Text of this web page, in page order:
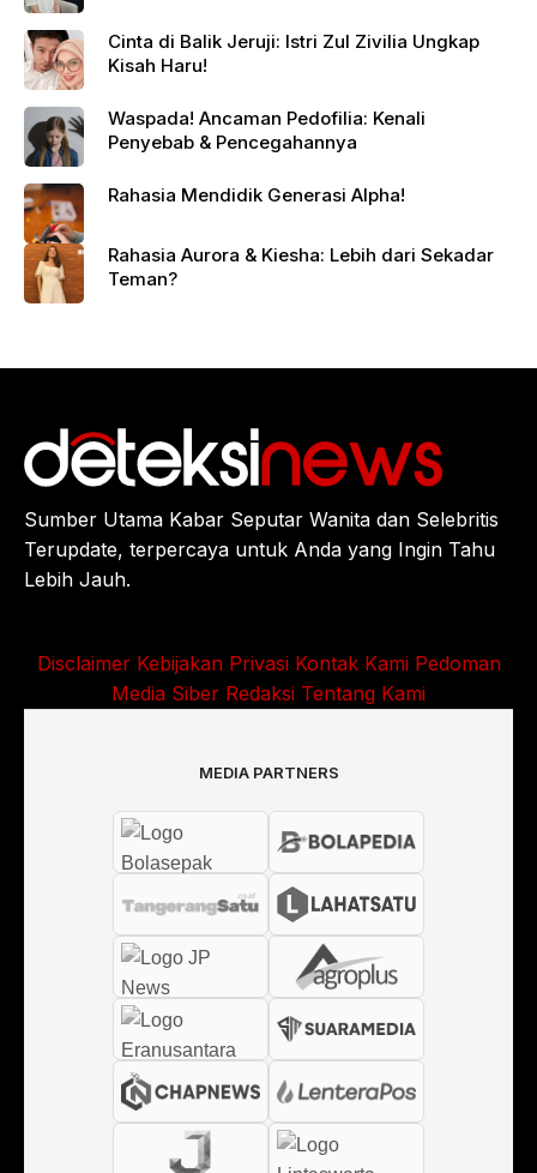
Cinta di Balik Jeruji: Istri Zul Zivilia Ungkap
Kisah Haru!
Waspada! Ancaman Pedofilia: Kenali
Penyebab & Pencegahannya
Rahasia Mendidik Generasi Alpha!
Rahasia Aurora & Kiesha: Lebih dari Sekadar
Teman?
Sumber Utama Kabar Seputar Wanita dan Selebritis
Terupdate, terpercaya untuk Anda yang Ingin Tahu
Lebih Jauh.
Disclaimer Kebijakan Privasi Kontak Kami Pedoman
Media Siber Redaksi Tentang Kami
MEDIA PARTNERS